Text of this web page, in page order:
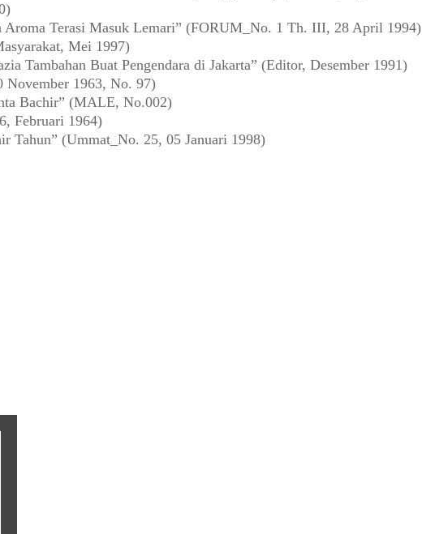
Aroma Terasi Masuk Lemari” (FORUM_No. 1 Th. III, 28 April 1994)
Mei 1997)
Tambahan Buat Pengendara di Jakarta” (Editor, Desember 1991)
1963, No. 97)
Bachir” (MALE, No.002)
Februari 1964)
Tahun” (Ummat_No. 25, 05 Januari 1998)